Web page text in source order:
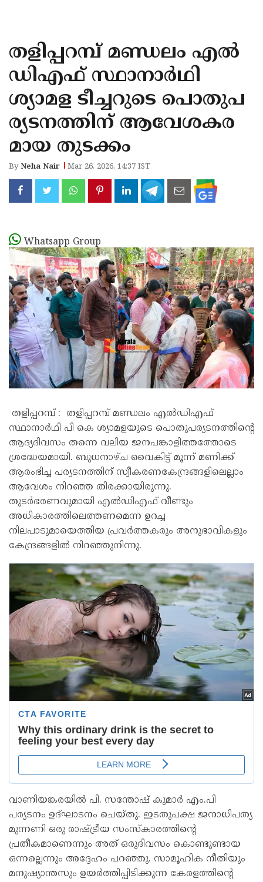
KANNUR
KASARAGOD
തളിപ്പറമ്പ് മണ്ഡലം എൽ
ഡിഎഫ്‌ സ്ഥാനാർഥി
ശ്യാമള ടീച്ചറുടെ പൊതുപ
ര്യടനത്തിന് ആവേശകര
മായ തുടക്കം
ByNeha Nair Mar 26, 2026, 14:37 IST
Whatsapp Group
തളിപ്പറമ്പ് : തളിപ്പറമ്പ് മണ്ഡലം എൽഡിഎഫ്‌
സ്ഥാനാർഥി പി കെ ശ്യാമളയുടെ പൊതുപര്യടനത്തിന്റെ
ആദ്യദിവസം തന്നെ വലിയ ജനപങ്കാളിത്തത്തോടെ
ശ്രദ്ധേയമായി. ബുധനാഴ്ച വൈകിട്ട് മൂന്ന് മണിക്ക്
ആരംഭിച്ച പര്യടനത്തിന് സ്വീകരണകേന്ദ്രങ്ങളിലെല്ലാം
ആവേശം നിറഞ്ഞ തിരക്കായിരുന്നു.
തുടർഭരണവുമായി എൽഡിഎഫ് വീണ്ടും
അധികാരത്തിലെത്തണമെന്ന ഉറച്ച
നിലപാടുമായെത്തിയ പ്രവർത്തകരും അനുഭാവികളും
കേന്ദ്രങ്ങളിൽ നിറഞ്ഞുനിന്നു.
വാണിയങ്കരയിൽ പി. സന്തോഷ് കുമാർ എം.പി
പര്യടനം ഉദ്ഘാടനം ചെയ്തു. ഇടതുപക്ഷ ജനാധിപത്യ
മുന്നണി ഒരു രാഷ്ട്രീയ സംസ്കാരത്തിന്റെ
പ്രതീകമാണെന്നും അത് ഒരുദിവസം കൊണ്ടുണ്ടായ
ഒന്നല്ലെന്നും അദ്ദേഹം പറഞ്ഞു. സാമൂഹിക നീതിയും
മനുഷ്യാന്തസും ഉയർത്തിപ്പിടിക്കുന്ന കേരളത്തിന്റെ